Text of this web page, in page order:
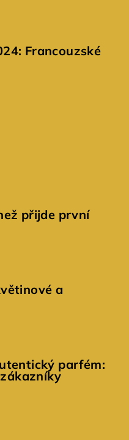
Francouzské
přijde první
a
parfém: